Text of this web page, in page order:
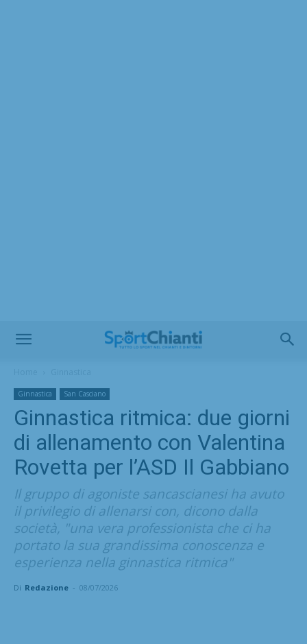
Ginnastica San Casciano
Ginnastica ritmica: due giorni
di allenamento con Valentina
Rovetta per l’ASD Il Gabbiano
Il gruppo di agoniste sancascianesi ha avuto
il privilegio di allenarsi con, dicono dalla
società, "una vera professionista che ci ha
portato la sua grandissima conoscenza e
esperienza nella ginnastica ritmica"
Di Redazione - 08/07/2026